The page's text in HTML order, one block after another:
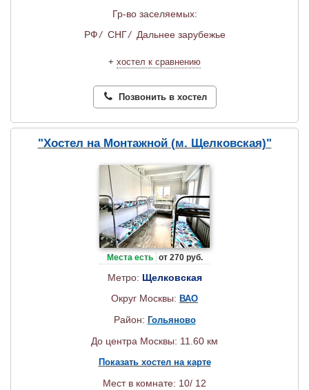
Гр-во заселяемых:
РФ/ СНГ/ Дальнее зарубежье
+ хостел к сравнению
Позвонить в хостел
"Хостел на Монтажной (м. Щелковская)"
Места есть от 270 руб.
Метро: Щелковская
Округ Москвы: ВАО
Район: Гольяново
До центра Москвы: 11.60 км
Показать хостел на карте
Мест в комнате: 10/ 12